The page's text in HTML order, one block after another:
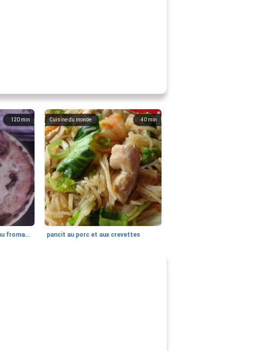
120 min
torta di formaggio (torte au fromage)
40min
Cuisine du monde
pancit au porc et aux crevettes